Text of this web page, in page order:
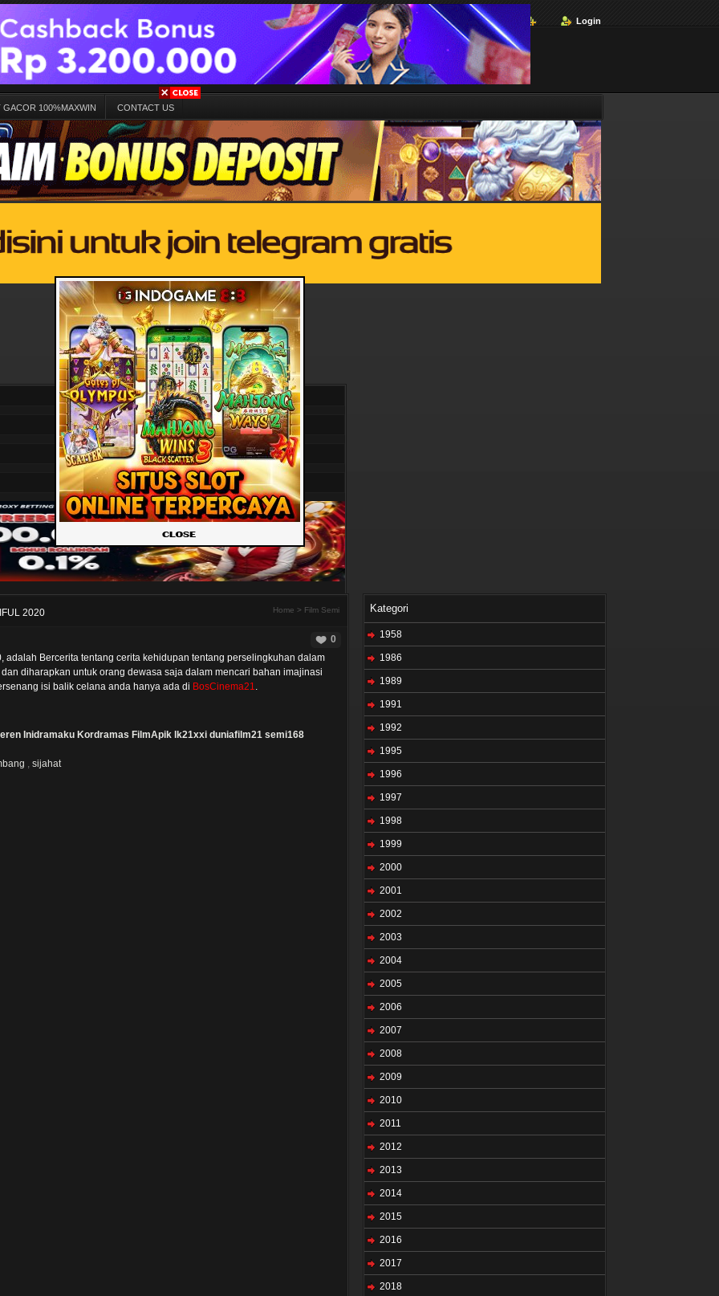
Login
GACOR 100%MAXWIN CONTACT US
2020 Home > Film Semi
0
adalah Bercerita tentang cerita kehidupan tentang perselingkuhan dalam
diharapkan untuk orang dewasa saja dalam mencari bahan imajinasi
isi balik celana anda hanya ada di BosCinema21.
Inidramaku Kordramas FilmApik lk21xxi duniafilm21 semi168
, sijahat
Kategori
1958
1986
1989
1991
1992
1995
1996
1997
1998
1999
2000
2001
2002
2003
2004
2005
2006
2007
2008
2009
2010
2011
2012
2013
2014
2015
2016
2017
2018